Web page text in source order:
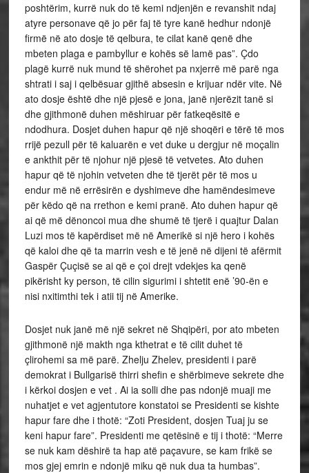
poshtërim, kurrë nuk do të kemi ndjenjën e revanshit ndaj
atyre personave që jo për faj të tyre kanë hedhur ndonjë
firmë në ato dosje të qelbura, te cilat kanë qenë dhe
mbeten plaga e pambyllur e kohës së lamë pas”. Çdo
plagë kurrë nuk mund të shërohet pa nxjerrë më parë nga
shtrati i saj i qelbësuar gjithë absesin e krijuar ndër vite. Në
ato dosje është dhe një pjesë e jona, janë njerëzit tanë si
dhe gjithmonë duhen mëshiruar për fatkeqësitë e
ndodhura. Dosjet duhen hapur që një shoqëri e tërë të mos
rrijë pezull për të kaluarën e vet duke u dergjur në moçalin
e ankthit për të njohur një pjesë të vetvetes. Ato duhen
hapur që të njohin vetveten dhe të tjerët për të mos u
endur më në errësirën e dyshimeve dhe hamëndesimeve
për këdo që na rrethon e kemi pranë. Ato duhen hapur që
ai që më dënoncoi mua dhe shumë të tjerë i quajtur Dalan
Luzi mos të kapërdiset më në Amerikë si një hero i kohës
që kaloi dhe që ta marrin vesh e të jenë në dijeni të afërmit
Gaspër Çuçisë se ai që e çoi drejt vdekjes ka qenë
pikërisht ky person, të cilin sigurimi i shtetit enë ’90-ën e
nisi nxitimthi tek i atii tij në Amerike.
Dosjet nuk janë më një sekret në Shqipëri, por ato mbeten
gjithmonë një makth nga kthetrat e të cilit duhet të
çlirohemi sa më parë. Zhelju Zhelev, presidenti i parë
demokrat i Bullgarisë thirri shefin e shërbimeve sekrete dhe
i kërkoi dosjen e vet . Ai ia solli dhe pas ndonjë muaji me
nuhatjet e vet agjentutore konstatoi se Presidenti se kishte
hapur fare dhe i thotë: “Zoti President, dosjen Tuaj ju se
keni hapur fare”. Presidenti me qetësinë e tij i thotë: “Merre
se nuk kam dëshirë ta hap atë paçavure, se kam frikë se
mos gjej emrin e ndonjë miku që nuk dua ta humbas”.